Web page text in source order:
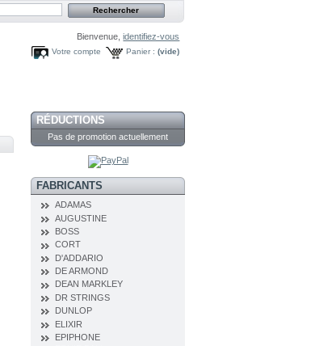
Bienvenue,identifiez-vous
Panier : (vide)
Votre compte
RÉDUCTIONS
Pas de promotion actuellement
FABRICANTS
ADAMAS
AUGUSTINE
BOSS
CORT
D'ADDARIO
DE ARMOND
DEAN MARKLEY
DR STRINGS
DUNLOP
ELIXIR
EPIPHONE